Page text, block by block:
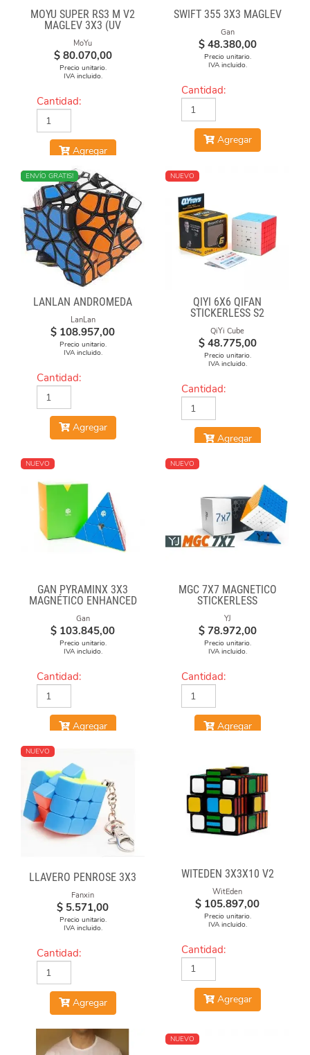
MOYU SUPER RS3 M V2
MAGLEV 3X3 (UV
COATED)
MoYu
$ 80.070,00
Precio unitario.
IVA incluido.
Cantidad:
Agregar
SWIFT 355 3X3 MAGLEV
Gan
$ 48.380,00
Precio unitario.
IVA incluido.
Cantidad:
Agregar
NUEVO
ENVÍO GRATIS!
LANLAN ANDROMEDA
LanLan
$ 108.957,00
Precio unitario.
IVA incluido.
Cantidad:
Agregar
NUEVO
QIYI 6X6 QIFAN
STICKERLESS S2
QiYi Cube
$ 48.775,00
Precio unitario.
IVA incluido.
Cantidad:
Agregar
NUEVO
GAN PYRAMINX 3X3
MAGNÉTICO ENHANCED
Gan
$ 103.845,00
Precio unitario.
IVA incluido.
Cantidad:
Agregar
NUEVO
MGC 7X7 MAGNÉTICO
STICKERLESS
YJ
$ 78.972,00
Precio unitario.
IVA incluido.
Cantidad:
Agregar
NUEVO
LLAVERO PENROSE 3X3
Fanxin
$ 5.571,00
Precio unitario.
IVA incluido.
Cantidad:
Agregar
WITEDEN 3X3X10 V2
WitEden
$ 105.897,00
Precio unitario.
IVA incluido.
Cantidad:
Agregar
NUEVO